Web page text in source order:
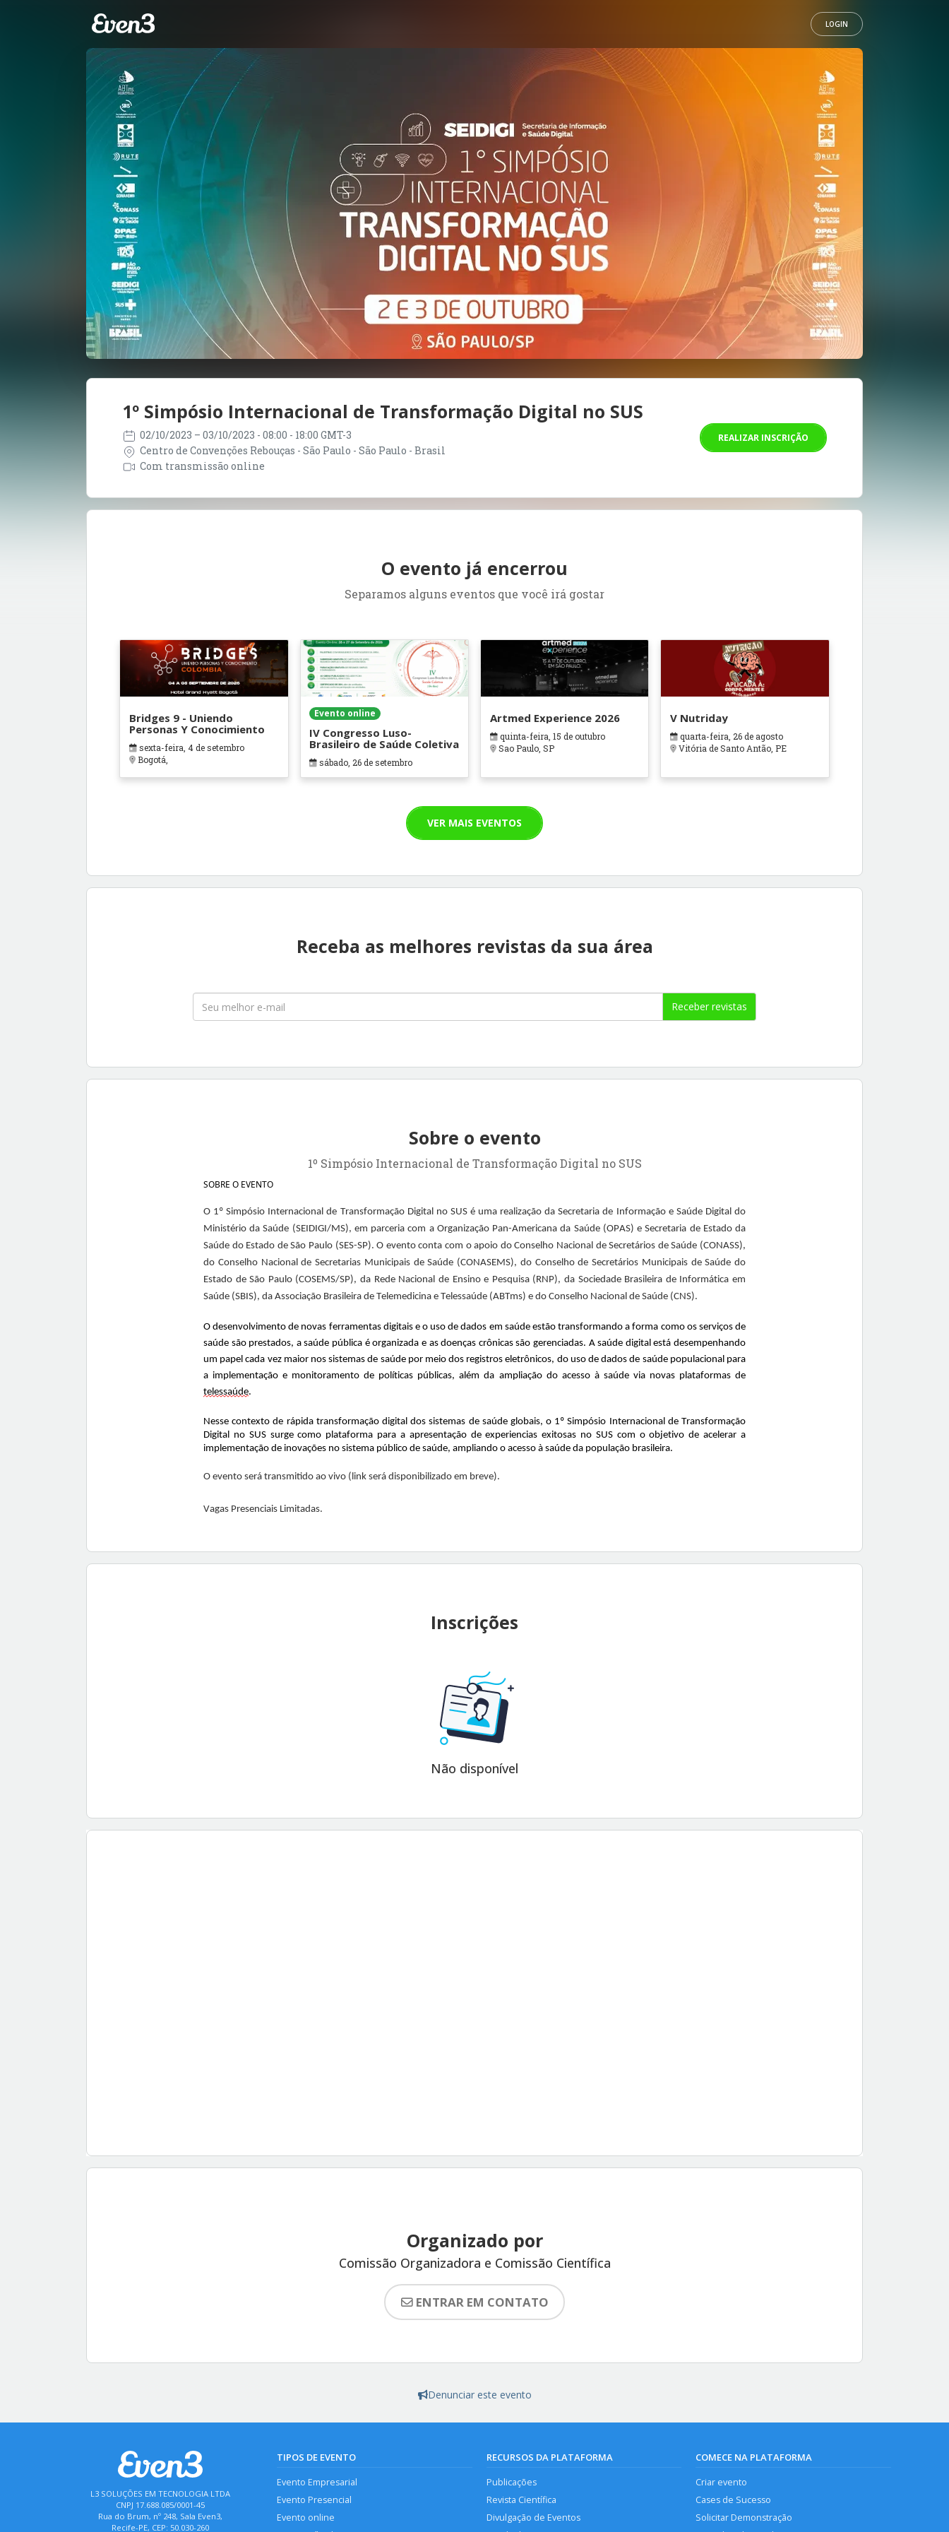
LOGIN
1º Simpósio Internacional de Transformação Digital no SUS
02/10/2023 – 03/10/2023 - 08:00 - 18:00 GMT-3
Centro de Convenções Rebouças - São Paulo - São Paulo - Brasil
Com transmissão online
REALIZAR INSCRIÇÃO
O evento já encerrou
Separamos alguns eventos que você irá gostar
Bridges 9 - Uniendo
Personas Y Conocimiento
sexta-feira, 4 de setembro
Bogotá,
Evento online
IV Congresso Luso-
Brasileiro de Saúde Coletiva
sábado, 26 de setembro
Artmed Experience 2026
quinta-feira, 15 de outubro
Sao Paulo, SP
V Nutriday
quarta-feira, 26 de agosto
Vitória de Santo Antão, PE
VER MAIS EVENTOS
Receba as melhores revistas da sua área
Receber revistas
Sobre o evento
1º Simpósio Internacional de Transformação Digital no SUS
SOBRE O EVENTO
O 1º Simpósio Internacional de Transformação Digital no SUS é uma realização da Secretaria de Informação e Saúde Digital do
Ministério da Saúde (SEIDIGI/MS), em parceria com a Organização Pan-Americana da Saúde (OPAS) e Secretaria de Estado da
Saúde do Estado de São Paulo (SES-SP). O evento conta com o apoio do Conselho Nacional de Secretários de Saúde (CONASS),
do Conselho Nacional de Secretarias Municipais de Saúde (CONASEMS), do Conselho de Secretários Municipais de Saúde do
Estado de São Paulo (COSEMS/SP), da Rede Nacional de Ensino e Pesquisa (RNP), da Sociedade Brasileira de Informática em
Saúde (SBIS), da Associação Brasileira de Telemedicina e Telessaúde (ABTms) e do Conselho Nacional de Saúde (CNS).
O desenvolvimento de novas ferramentas digitais e o uso de dados em saúde estão transformando a forma como os serviços de
saúde são prestados, a saúde pública é organizada e as doenças crônicas são gerenciadas. A saúde digital está desempenhando
um papel cada vez maior nos sistemas de saúde por meio dos registros eletrônicos, do uso de dados de saúde populacional para
a implementação e monitoramento de políticas públicas, além da ampliação do acesso à saúde via novas plataformas de
telessaúde.
Nesse contexto de rápida transformação digital dos sistemas de saúde globais, o 1º Simpósio Internacional de Transformação
Digital no SUS surge como plataforma para a apresentação de experiencias exitosas no SUS com o objetivo de acelerar a
implementação de inovações no sistema público de saúde, ampliando o acesso à saúde da população brasileira.
O evento será transmitido ao vivo (link será disponibilizado em breve).
Vagas Presenciais Limitadas.
Inscrições
Não disponível
Organizado por
Comissão Organizadora e Comissão Científica
ENTRAR EM CONTATO
Denunciar este evento
L3 SOLUÇÕES EM TECNOLOGIA LTDA
CNPJ 17.688.085/0001-45
Rua do Brum, nº 248, Sala Even3,
Recife-PE, CEP: 50.030-260
TIPOS DE EVENTO
Evento Empresarial
Evento Presencial
Evento online
RECURSOS DA PLATAFORMA
Publicações
Revista Científica
Divulgação de Eventos
COMECE NA PLATAFORMA
Criar evento
Cases de Sucesso
Solicitar Demonstração